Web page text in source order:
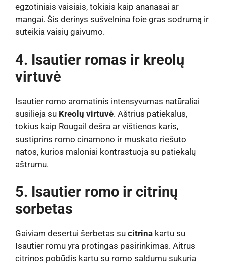
egzotiniais vaisiais, tokiais kaip ananasai ar
mangai. Šis derinys sušvelnina foie gras sodrumą ir
suteikia vaisių gaivumo.
4. Isautier romas ir kreolų
virtuvė
Isautier romo aromatinis intensyvumas natūraliai
susilieja su Kreolų virtuvė. Aštrius patiekalus,
tokius kaip Rougail dešra ar vištienos karis,
sustiprins romo cinamono ir muskato riešuto
natos, kurios maloniai kontrastuoja su patiekalų
aštrumu.
5. Isautier romo ir citrinų
sorbetas
Gaiviam desertui šerbetas su citrina kartu su
Isautier romu yra protingas pasirinkimas. Aitrus
citrinos pobūdis kartu su romo saldumu sukuria